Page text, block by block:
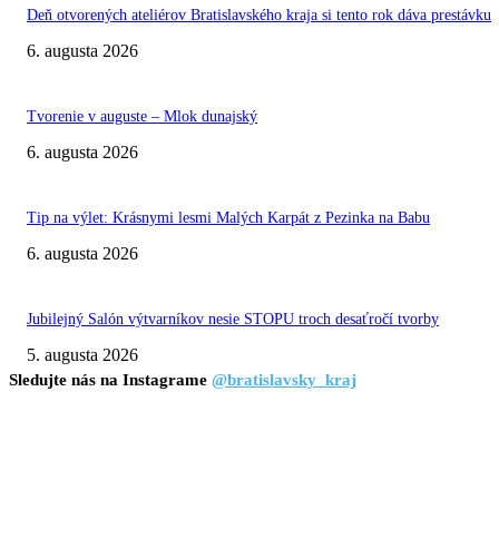
Deň otvorených ateliérov Bratislavského kraja si tento rok dáva prestávku
6. augusta 2026
Tvorenie v auguste – Mlok dunajský
6. augusta 2026
Tip na výlet: Krásnymi lesmi Malých Karpát z Pezinka na Babu
6. augusta 2026
Jubilejný Salón výtvarníkov nesie STOPU troch desaťročí tvorby
5. augusta 2026
Sledujte nás na Instagrame @bratislavsky_kraj